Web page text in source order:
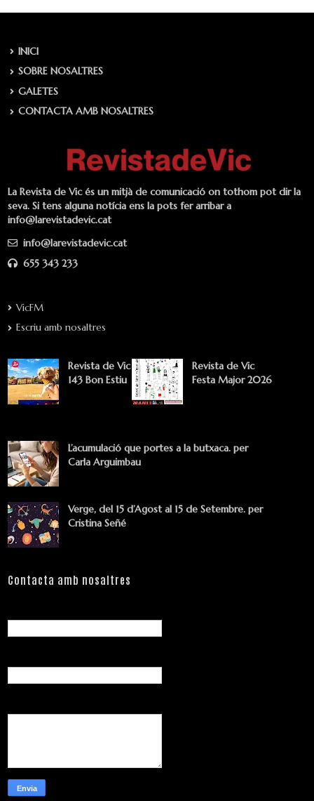
INICI
SOBRE NOSALTRES
GALETES
CONTACTA AMB NOSALTRES
La Revista de Vic és un mitjà de comunicació on tothom pot dir la
seva. Si tens alguna notícia ens la pots fer arribar a
info@larevistadevic.cat
info@larevistadevic.cat
655 343 233
VicFM
Escriu amb nosaltres
Revista de Vic
143 Bon Estiu
Revista de Vic
Festa Major 2026
L’acumulació que portes a la butxaca. per
Carla Arguimbau
Verge, del 15 d’Agost al 15 de Setembre. per
Cristina Señé
Contacta amb nosaltres